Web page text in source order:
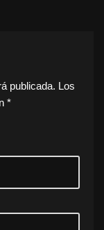
publicada. Los
*